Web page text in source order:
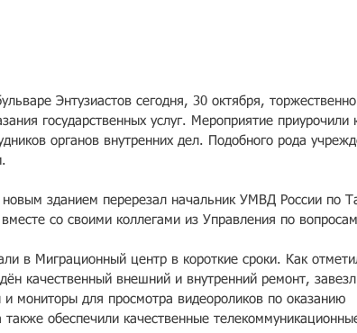
Энтузиастов сегодня, 30 октября,
государственных услуг. Мероприятие приурочили
органов внутренних дел. Подобного рода
новым зданием перерезал начальник УМВД России по
со своими коллегами из Управления по
в Миграционный центр в короткие сроки. Как
качественный внешний и внутренний ремонт,
мониторы для просмотра видеороликов по оказанию
также обеспечили качественные